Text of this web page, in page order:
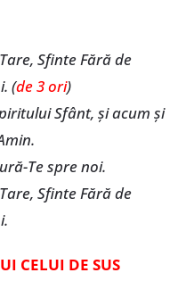
Sfinte Fără de
(de 3 ori)
Sfânt, și acum și
Te spre noi.
Sfinte Fără de
CELUI DE SUS